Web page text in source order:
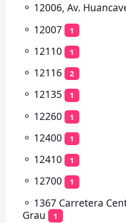
⚬ 12006, Av.
⚬ 12007 1
⚬ 12110 1
⚬ 12116 2
⚬ 12135 1
⚬ 12260 1
⚬ 12400 1
⚬ 12410 1
⚬ 12700 1
⚬ 1367 Carretera
Grau
1